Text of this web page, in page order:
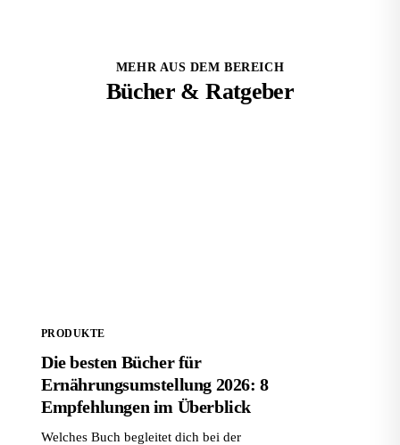
MEHR AUS DEM BEREICH
Bücher & Ratgeber
PRODUKTE
Die besten Bücher für
Ernährungsumstellung 2026: 8
Empfehlungen im Überblick
Welches Buch begleitet dich bei der